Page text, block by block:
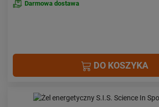
Darmowa dostawa
DO KOSZYKA